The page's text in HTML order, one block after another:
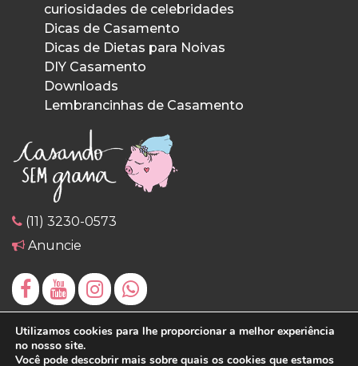
curiosidades de celebridades
Dicas de Casamento
Dicas de Dietas para Noivas
DIY Casamento
Downloads
Lembrancinhas de Casamento
(11) 3230-0573
Anuncie
Utilizamos cookies para lhe proporcionar a melhor experiência
no nosso site.
Você pode descobrir mais sobre quais os cookies que estamos